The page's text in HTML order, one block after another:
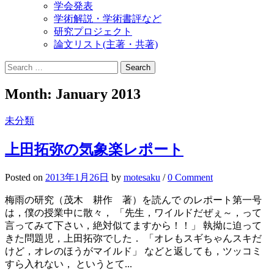
学会発表
学術解説・学術書評など
研究プロジェクト
論文リスト(主著・共著)
Search
for:
Month: January 2013
未分類
上田拓弥の気象楽レポート
Posted on 2013年1月26日 by motesaku /0 Comment
梅雨の研究（茂木 耕作 著）を読んで のレポート第一号
は，僕の授業中に散々， 「先生，ワイルドだぜぇ～，って
言ってみて下さい，絶対似てますから！！」 執拗に迫って
きた問題児，上田拓弥でした． 「オレもスギちゃんスキだ
けど，オレのほうがマイルド」 などと返しても，ツッコミ
すら入れない， というとて...